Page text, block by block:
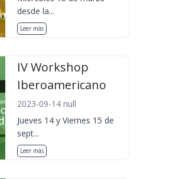
desde la...
Leer más
IV Workshop
Iberoamericano
2023-09-14 null
Jueves 14 y Viernes 15 de
sept...
Leer más